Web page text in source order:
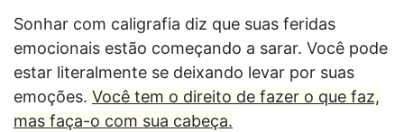
Sonhar com caligrafia diz que suas feridas
emocionais estão começando a sarar. Você pode
estar literalmente se deixando levar por suas
emoções. Você tem o direito de fazer o que faz,
mas faça-o com sua cabeça.